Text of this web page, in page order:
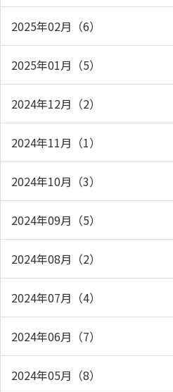
2025年02月（6）
2025年01月（5）
2024年12月（2）
2024年11月（1）
2024年10月（3）
2024年09月（5）
2024年08月（2）
2024年07月（4）
2024年06月（7）
2024年05月（8）